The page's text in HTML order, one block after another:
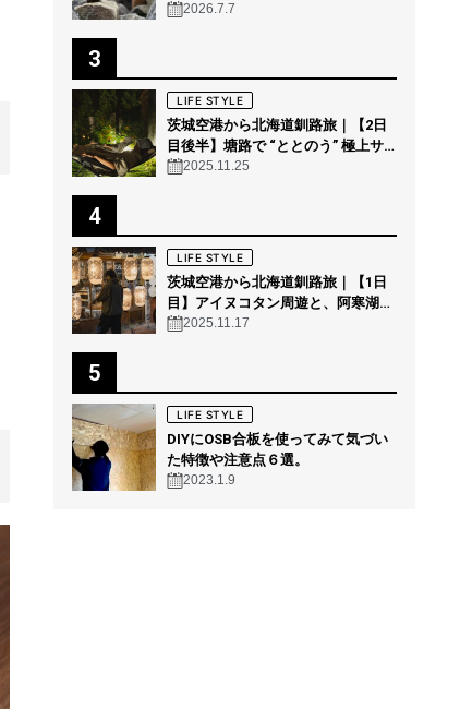
2026.7.7
3
LIFE STYLE
茨城空港から北海道釧路旅｜【2日
目後半】塘路で “ととのう” 極上サ
ウナ体験 @THE GEEK
2025.11.25
4
LIFE STYLE
茨城空港から北海道釧路旅｜【1日
目】アイヌコタン周遊と、阿寒湖の
森の幻想的ナイトウォーク「カムイ
2025.11.17
5
LIFE STYLE
DIYにOSB合板を使ってみて気づい
た特徴や注意点６選。
2023.1.9